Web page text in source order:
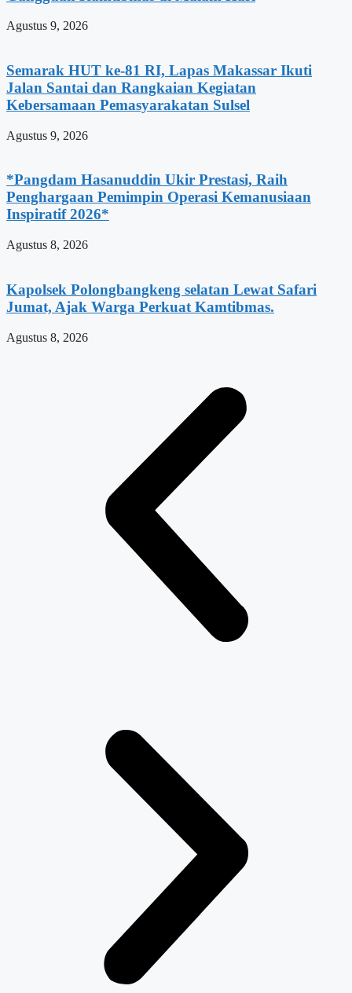
Agustus 9, 2026
Semarak HUT ke-81 RI, Lapas Makassar Ikuti
Jalan Santai dan Rangkaian Kegiatan
Kebersamaan Pemasyarakatan Sulsel
Agustus 9, 2026
*Pangdam Hasanuddin Ukir Prestasi, Raih
Penghargaan Pemimpin Operasi Kemanusiaan
Inspiratif 2026*
Agustus 8, 2026
Kapolsek Polongbangkeng selatan Lewat Safari
Jumat, Ajak Warga Perkuat Kamtibmas.
Agustus 8, 2026